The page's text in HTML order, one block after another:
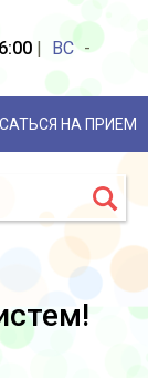
| ВС -
НА ПРИЕМ